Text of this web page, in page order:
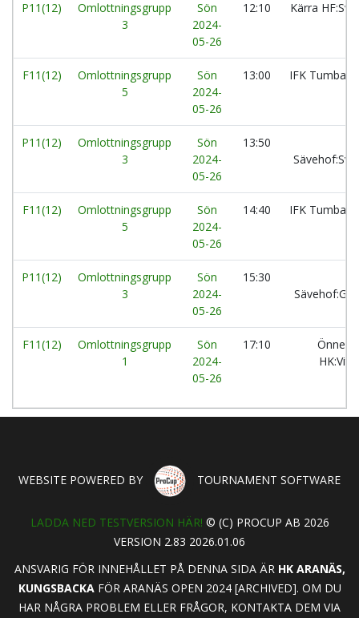
P11(12)
Omlottningsgrupp
3
Sön
2024-
05-26
12:10 Kärra
F11(12)
Omlottningsgrupp
5
Sön
2024-
05-26
13:00 IFK Tumba
P11(12)
Omlottningsgrupp
3
Sön
2024-
05-26
13:50
F11(12)
Omlottningsgrupp
5
Sön
2024-
05-26
14:40 IFK Tumba
P11(12)
Omlottningsgrupp
3
Sön
2024-
05-26
15:30
F11(12)
Omlottningsgrupp
1
Sön
2024-
05-26
17:10
HK:Vit
WEBSITE POWERED BY TOURNAMENT SOFTWARE
LADDA NED TESTVERSION HÄR! © (C) PROCUP AB 2026
VERSION 2.83 2026.01.06
ANSVARIG FÖR INNEHÅLLET PÅ DENNA SIDA ÄR HK ARANÄS,
KUNGSBACKAFÖR ARANÄS OPEN 2024 [ARCHIVED]. OM DU
HAR NÅGRA PROBLEM ELLER FRÅGOR, KONTAKTA DEM VIA